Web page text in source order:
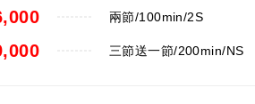
兩節/100min/2S
三節送一節/200min/NS